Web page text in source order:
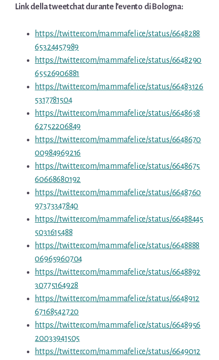
Link della tweetchat durante l’evento di Bologna:
https://twitter.com/mammafelice/status/6648288
65324457989
https://twitter.com/mammafelice/status/6648290
65526906881
https://twitter.com/mammafelice/status/66483126
5317781504
https://twitter.com/mammafelice/status/6648638
62752206849
https://twitter.com/mammafelice/status/6648670
00984969216
https://twitter.com/mammafelice/status/6648675
60668680192
https://twitter.com/mammafelice/status/6648760
97373347840
https://twitter.com/mammafelice/status/66488445
5031615488
https://twitter.com/mammafelice/status/6648888
06965960704
https://twitter.com/mammafelice/status/6648892
30775164928
https://twitter.com/mammafelice/status/6648912
67168542720
https://twitter.com/mammafelice/status/6648956
20033941505
https://twitter.com/mammafelice/status/6649012